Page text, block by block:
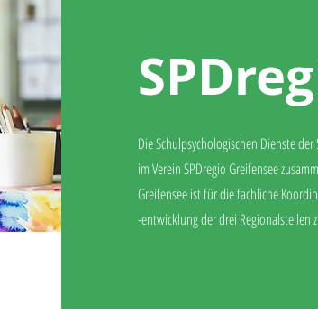
Die Schulpsychologischen Dienste
im Verein SPDregio Greifensee
Greifensee ist für die fachliche
-entwicklung der drei Regionalstellen